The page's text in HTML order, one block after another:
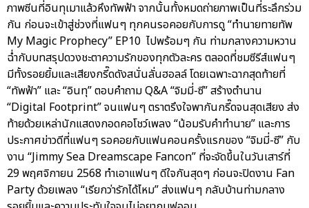
ภาพซีนที่อินทุเมาแล้วหึงทัพฟ้า จากนั้นทั้งหมดถ่ายภาพเป็นที่ระลึกร่วม
กัน ก่อนจะเข้าสู่ช่วงที่แฟนๆ ทุกคนรอคอยกับการดู “ทำนายทายทัพ
My Magic Prophecy” EP10 ไปพร้อมๆ กัน ท่ามกลางความหวาน
ฉ่ำกับบทสรุปดวงชะตาความรักของทุกตัวละคร ตลอดที่ชมซีรีส์แฟนๆ
มีทั้งรอยยิ้มและเสียงกรี๊ดดังสนั่นลั่นฮอลล์ โดยเฉพาะฉากสุดท้ายที่
“ทัพฟ้า” และ “อินทุ” ตอบคำถาม Q&A “จิมมี่-ซี” สร้างตำนาน
“Digital Footprint” จนแฟนๆ ตราตรึงใจพากันกรี๊ดจนสุดเสียง ส่ง
ท้ายด้วยเหล่านักแสดงกอดคอโชว์เพลง “น้อมรับคำทำนาย” และการ
ประกาศข่าวดีที่แฟนๆ รอคอยกับแฟนคอนครั้งแรกของ “จิมมี่-ซี” กับ
งาน “Jimmy Sea Dreamscape Fancon” ที่จะจัดขึ้นในวันเสาร์ที่
29 พฤศจิกายน 2568 ทำเอาแฟนๆ ดีใจกันสุดๆ ก่อนจะปิดงาน Fan
Party ด้วยเพลง “เรียกว่ารักได้ไหม” ส่งแฟนๆ กลับบ้านท่ามกลาง